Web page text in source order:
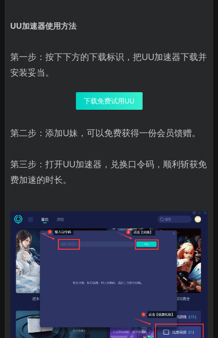
UU加速器使用方法
第一步：按下下方的下载标识，把UU加速器下载并
安装妥当。
下载免费试用UU
第二步：添加U妹，可以免费获得一份会员馈赠。
第三步：打开UU加速器，兑换口令码，顺利斩获免
费加速的时长。